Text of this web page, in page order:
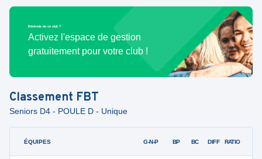
Bénévole de ce club ?
Activez l'espace de gestion
gratuitement pour votre club !
Classement FBT
Seniors D4 - POULE D - Unique
ÉQUIPES G-N-P BP BC DIFF RATIO